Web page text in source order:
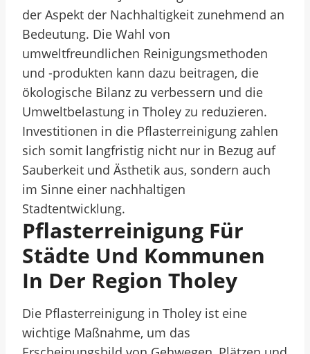
der Aspekt der Nachhaltigkeit zunehmend an
Bedeutung. Die Wahl von
umweltfreundlichen Reinigungsmethoden
und -produkten kann dazu beitragen, die
ökologische Bilanz zu verbessern und die
Umweltbelastung in Tholey zu reduzieren.
Investitionen in die Pflasterreinigung zahlen
sich somit langfristig nicht nur in Bezug auf
Sauberkeit und Ästhetik aus, sondern auch
im Sinne einer nachhaltigen
Stadtentwicklung.
Pflasterreinigung Für
Städte Und Kommunen
In Der Region Tholey
Die Pflasterreinigung in Tholey ist eine
wichtige Maßnahme, um das